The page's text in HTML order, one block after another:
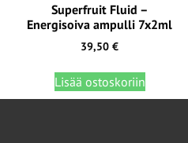
Superfruit Fluid –
Energisoiva ampulli 7x2ml
39,50 €
Lisää ostoskoriin